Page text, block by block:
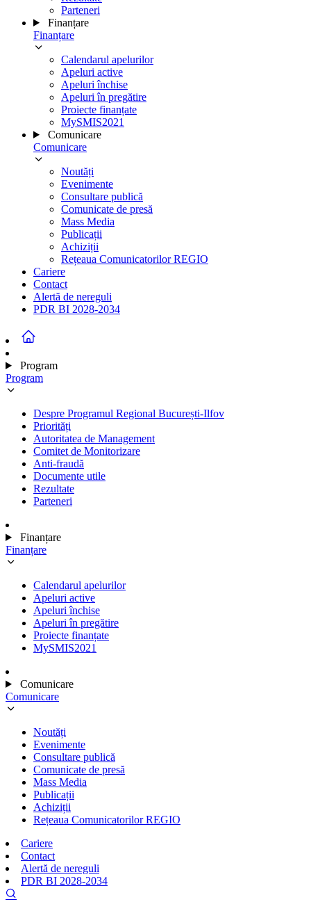
Parteneri
Finanțare
Finanțare
Calendarul apelurilor
Apeluri active
Apeluri închise
Apeluri în pregătire
Proiecte finanțate
MySMIS2021
Comunicare
Comunicare
Noutăți
Evenimente
Consultare publică
Comunicate de presă
Mass Media
Publicații
Achiziții
Rețeaua Comunicatorilor REGIO
Cariere
Contact
Alertă de nereguli
PDR BI 2028-2034
Program
Program
Despre Programul Regional București-Ilfov
Priorități
Autoritatea de Management
Comitet de Monitorizare
Anti-fraudă
Documente utile
Rezultate
Parteneri
Finanțare
Finanțare
Calendarul apelurilor
Apeluri active
Apeluri închise
Apeluri în pregătire
Proiecte finanțate
MySMIS2021
Comunicare
Comunicare
Noutăți
Evenimente
Consultare publică
Comunicate de presă
Mass Media
Publicații
Achiziții
Rețeaua Comunicatorilor REGIO
Cariere
Contact
Alertă de nereguli
PDR BI 2028-2034